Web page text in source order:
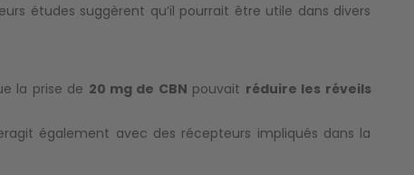
études suggèrent qu’il pourrait être utile dans divers
la prise de 20 mg de CBN pouvait réduire les réveils
également avec des récepteurs impliqués dans la